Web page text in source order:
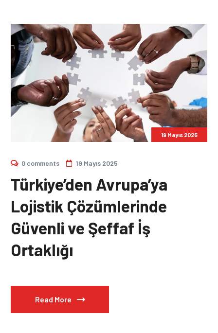
19 Mayıs 2025
0 comments 19 Mayıs 2025
Türkiye’den Avrupa’ya
Lojistik Çözümlerinde
Güvenli ve Şeffaf İş
Ortaklığı
Read More